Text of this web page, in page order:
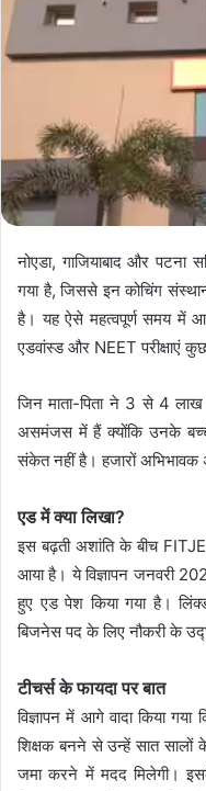
नोएडा, गाजियाबाद और
गया है, जिससे इन कोचिंग
है। यह ऐसे महत्वपूर्ण समय में
एडवांस्ड और NEET परीक्षाएं
जिन माता-पिता ने 3 से 4
असमंजस में हैं क्योंकि उनके
संकेत नहीं है। हजारों अभिभावक
एड में क्या लिखा?
इस बढ़ती अशांति के बीच
आया है। ये विज्ञापन जनवरी
हुए एड पेश किया गया है।
बिजनेस पद के लिए नौकरी के
टीचर्स के फायदा पर बात
विज्ञापन में आगे वादा किया
शिक्षक बनने से उन्हें सात
जमा करने में मदद मिलेगी।